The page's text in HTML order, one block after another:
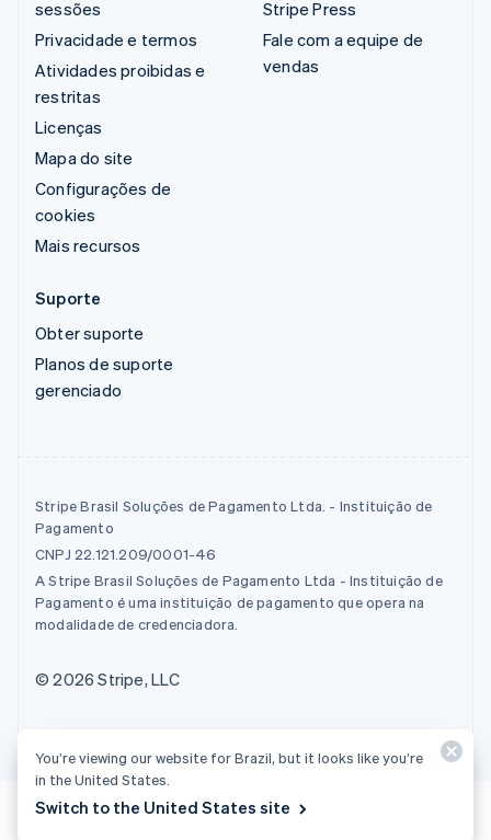
sessões
Privacidade e termos
Atividades proibidas e
restritas
Licenças
Mapa do site
Configurações de
cookies
Mais recursos
Stripe Press
Fale com a equipe de
vendas
Suporte
Obter suporte
Planos de suporte
gerenciado
Stripe Brasil Soluções de Pagamento Ltda. - Instituição de
Pagamento
CNPJ 22.121.209/0001-46
A Stripe Brasil Soluções de Pagamento Ltda - Instituição de
Pagamento é uma instituição de pagamento que opera na
modalidade de credenciadora.
© 2026 Stripe, LLC
You’re viewing our website for Brazil, but it looks like you’re
in the United States.
Switch to the United States site